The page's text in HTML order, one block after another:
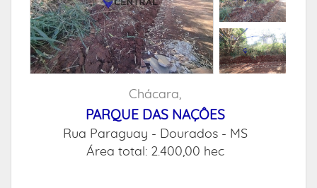
Chácara,
PARQUE DAS NAÇÔES
Rua Paraguay - Dourados - MS
Área total: 2.400,00 hec